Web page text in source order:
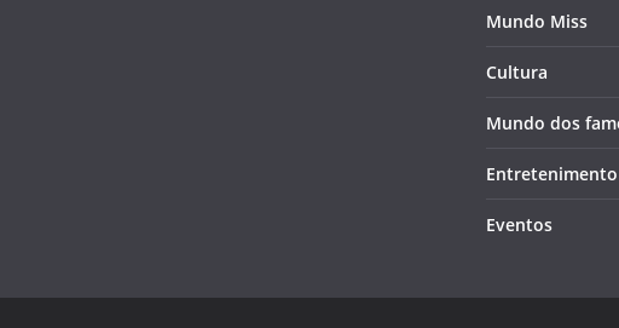
Mundo Miss
Cultura
Mundo dos
Entretenimento
Eventos